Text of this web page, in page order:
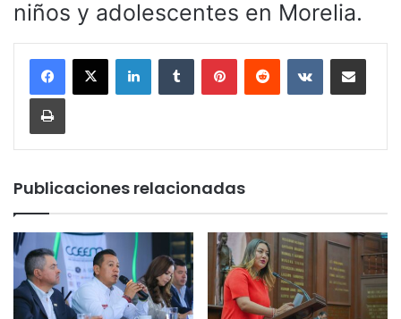
niños y adolescentes en Morelia.
LinkedInTumblr PinterestReddit VKontakteCompartir por
Imprimir
Publicaciones relacionadas